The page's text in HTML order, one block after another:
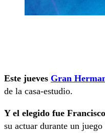
Este jueves Gran
de la casa-estudio.
Y el elegido fue
su actuar durante un